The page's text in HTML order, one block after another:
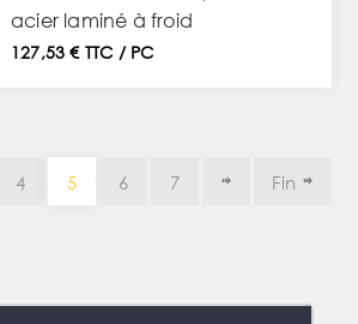
acier laminé à froid
127,53 € TTC / PC
4 5 6 7 Fin